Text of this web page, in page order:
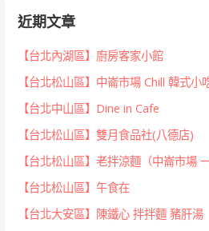
近期文章
【台北內湖區】廚房客家小館
【台北松山區】中崙市場 Chill 韓式小
【台北中山區】Dine in Cafe
【台北松山區】雙月食品社(八德店)
【台北松山區】老拌涼麵（中崙市場
【台北松山區】午食在
【台北大安區】陳鐵心 拌拌麵 豬肝湯